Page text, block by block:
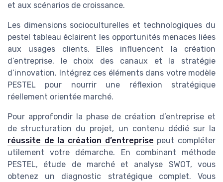
et aux scénarios de croissance.
Les dimensions socioculturelles et technologiques du
pestel tableau éclairent les opportunités menaces liées
aux usages clients. Elles influencent la création
d’entreprise, le choix des canaux et la stratégie
d’innovation. Intégrez ces éléments dans votre modèle
PESTEL pour nourrir une réflexion stratégique
réellement orientée marché.
Pour approfondir la phase de création d’entreprise et
de structuration du projet, un contenu dédié sur la
réussite de la création d’entreprise peut compléter
utilement votre démarche. En combinant méthode
PESTEL, étude de marché et analyse SWOT, vous
obtenez un diagnostic stratégique complet. Vous